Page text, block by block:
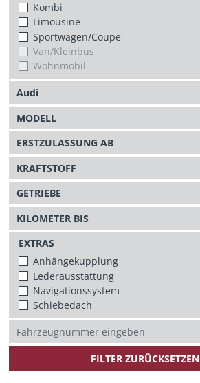
Kombi
Limousine
Sportwagen/Coupe
Van/Kleinbus
Wohnmobil
EXTRAS
Anhängekupplung
Lederausstattung
Navigationssystem
Schiebedach
FILTER ZURÜCKSETZEN